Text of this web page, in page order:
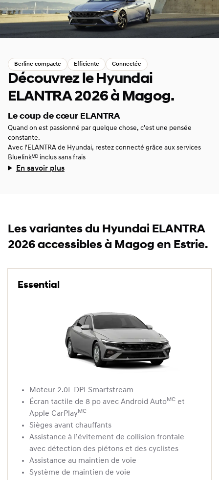
Berline compacte Efficiente Connectée
Découvrez le Hyundai
ELANTRA 2026 à Magog.
Le coup de cœur ELANTRA
Quand on est passionné par quelque chose, c'est une pensée
constante.
Avec l'ELANTRA de Hyundai, restez connecté grâce aux services
Bluelinkᴹᴰ inclus sans frais
En savoir plus
Les variantes du Hyundai ELANTRA
2026 accessibles à Magog en Estrie.
Essential
Moteur 2.0L DPI Smartstream
Écran tactile de 8 po avec Android AutoMC et
Apple CarPlayMC
Sièges avant chauffants
Assistance à l’évitement de collision frontale
avec détection des piétons et des cyclistes
Assistance au maintien de voie
Système de maintien de voie